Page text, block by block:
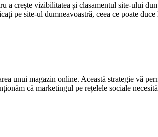
a crește vizibilitatea și clasamentul site-ului
pe site-ul dumneavoastră, ceea ce poate
unui magazin online. Această strategie vă
că marketingul pe rețelele sociale